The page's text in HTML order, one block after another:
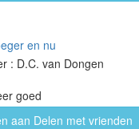
en nu
: D.C. van Dongen
goed
aan Delen met vrienden